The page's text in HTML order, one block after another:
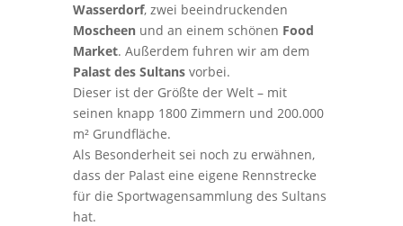
Wasserdorf, zwei beeindruckenden
Moscheenund an einem schönen Food
Market. Außerdem fuhren wir am dem
Palast des Sultansvorbei.
Dieser ist der Größte der Welt – mit
seinen knapp 1800 Zimmern und 200.000
m² Grundfläche.
Als Besonderheit sei noch zu erwähnen,
dass der Palast eine eigene Rennstrecke
für die Sportwagensammlung des Sultans
hat.